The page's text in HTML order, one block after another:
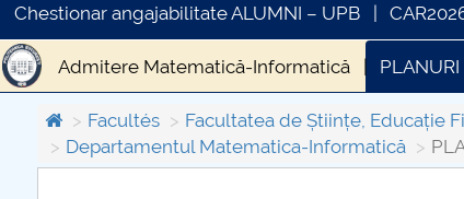
Chestionar angajabilitate ALUMNI – UPB
Admitere Matematică-Informatică PLANURI
SISTEMULUI DE MANAGEMENT AL
Licenta Masterat Doctorat
Facultés
Facultatea de Științe, Educație
Departamentul Matematica-Informatică